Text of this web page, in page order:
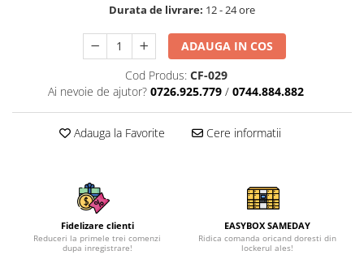
Durata de livrare: 12 - 24 ore
ADAUGA IN COS
Cod Produs: CF-029
Ai nevoie de ajutor? 0726.925.779 / 0744.884.882
Adauga la Favorite Cere informatii
Fidelizare clienti
Reduceri la primele trei comenzi
dupa inregistrare!
EASYBOX SAMEDAY
Ridica comanda oricand doresti din
lockerul ales!